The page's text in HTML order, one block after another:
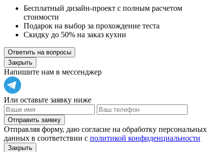
Бесплатный дизайн-проект с полным расчетом
стоимости
Подарок на выбор за прохождение теста
Скидку до 50% на заказ кухни
Ответить на вопросы
Закрыть
Напишите нам в мессенджер
Или оставьте заявку ниже
Отправить заявку
Отправляя форму, даю согласие на обработку персональных
данных в соответствии с политикой конфиденциальности
Закрыть